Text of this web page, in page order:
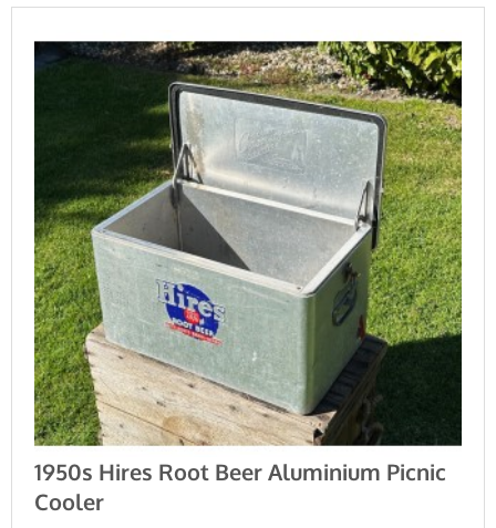
1950s Hires Root Beer Aluminium Picnic
Cooler